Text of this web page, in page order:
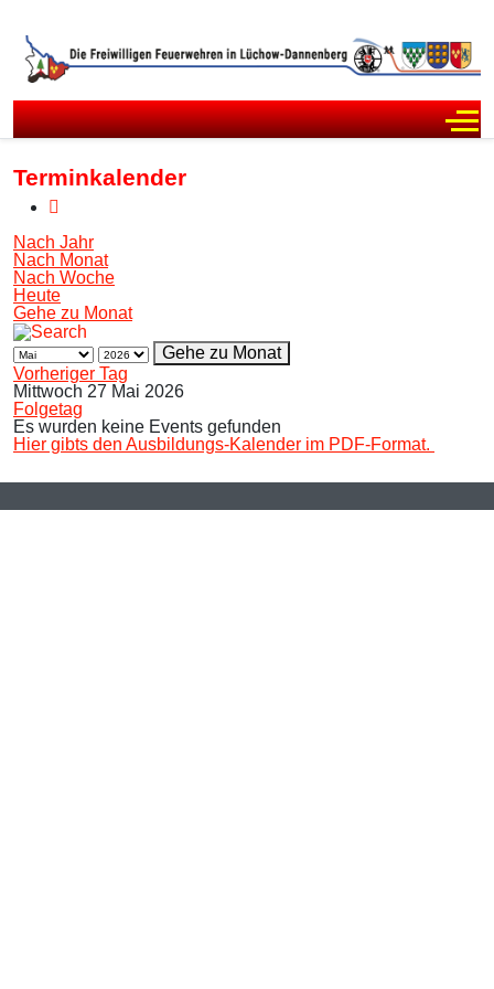
Terminkalender
Nach Jahr
Nach Monat
Nach Woche
Heute
Gehe zu Monat
Gehe zu Monat
Vorheriger Tag
Mittwoch 27 Mai 2026
Folgetag
Es wurden keine Events gefunden
Hier gibts den Ausbildungs-Kalender im PDF-Format.